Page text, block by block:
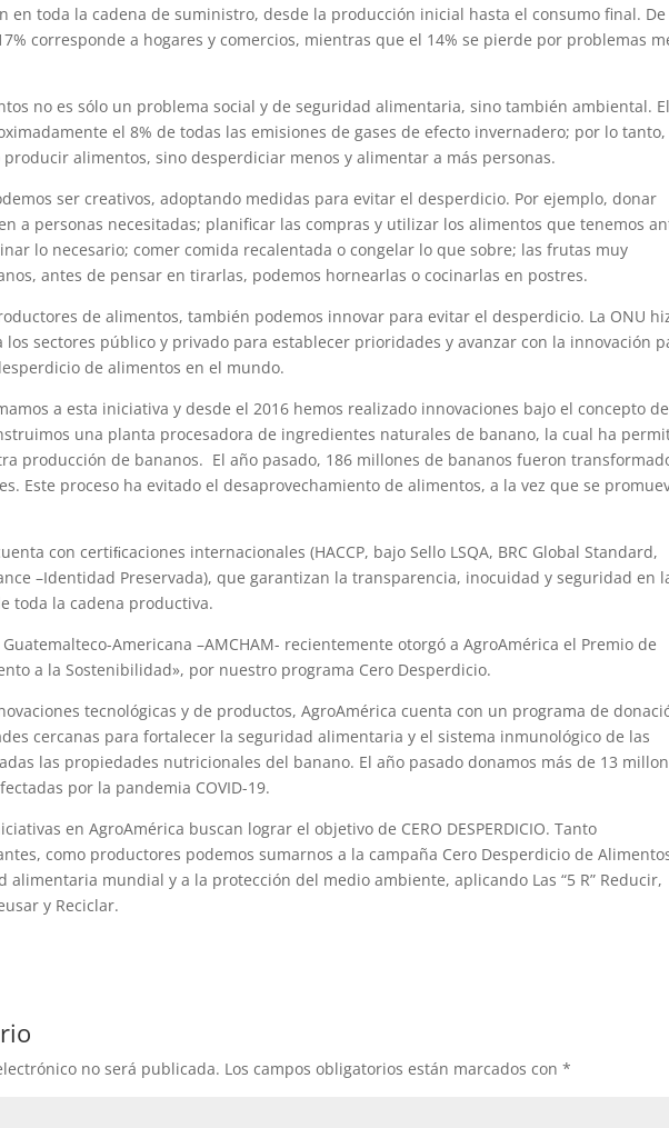
en toda la cadena de suministro, desde la producción inicial hasta el consumo final. De
corresponde a hogares y comercios, mientras que el 14% se pierde por problemas
no es sólo un problema social y de seguridad alimentaria, sino también ambiental. El
el 8% de todas las emisiones de gases de efecto invernadero; por lo tanto,
alimentos, sino desperdiciar menos y alimentar a más personas.
ser creativos, adoptando medidas para evitar el desperdicio. Por ejemplo, donar
a personas necesitadas; planificar las compras y utilizar los alimentos que tenemos
lo necesario; comer comida recalentada o congelar lo que sobre; las frutas muy
antes de pensar en tirarlas, podemos hornearlas o cocinarlas en postres.
de alimentos, también podemos innovar para evitar el desperdicio. La ONU
los sectores público y privado para establecer prioridades y avanzar con la innovación
de alimentos en el mundo.
a esta iniciativa y desde el 2016 hemos realizado innovaciones bajo el concepto de
una planta procesadora de ingredientes naturales de banano, la cual ha
producción de bananos. El año pasado, 186 millones de bananos fueron
Este proceso ha evitado el desaprovechamiento de alimentos, a la vez que se
con certiﬁcaciones internacionales (HACCP, bajo Sello LSQA, BRC Global Standard,
–Identidad Preservada), que garantizan la transparencia, inocuidad y seguridad en
toda la cadena productiva.
Americana –AMCHAM- recientemente otorgó a AgroAmérica el Premio de
a la Sostenibilidad», por nuestro programa Cero Desperdicio.
tecnológicas y de productos, AgroAmérica cuenta con un programa de
cercanas para fortalecer la seguridad alimentaria y el sistema inmunológico de las
las propiedades nutricionales del banano. El año pasado donamos más de 13
por la pandemia COVID-19.
en AgroAmérica buscan lograr el objetivo de CERO DESPERDICIO. Tanto
como productores podemos sumarnos a la campaña Cero Desperdicio de
mundial y a la protección del medio ambiente, aplicando Las “5 R” Reducir,
y Reciclar.
no será publicada. Los campos obligatorios están marcados con*